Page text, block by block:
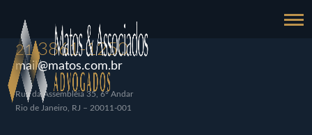
213861-1250
mail@matos.com.br
Rua da Assembléia 35, 6º Andar
Rio de Janeiro, RJ – 20011-001